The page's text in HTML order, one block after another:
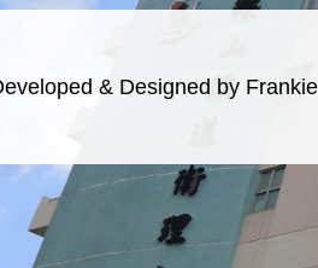
& Designed by